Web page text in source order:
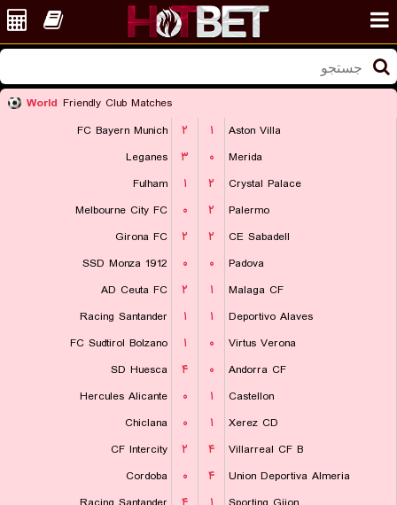
World Friendly Club Matches
FC Bayern Munich
۲ ۱
Aston Villa
Leganes
۳ ۰
Merida
Fulham
۱ ۲
Crystal Palace
Melbourne City FC
۰ ۲
Palermo
Girona FC
۲ ۲
CE Sabadell
SSD Monza 1912
۰ ۰
Padova
AD Ceuta FC
۲ ۱
Malaga CF
Racing Santander
۱ ۱
Deportivo Alaves
FC Sudtirol Bolzano
۱ ۰
Virtus Verona
SD Huesca
۴ ۰
Andorra CF
Hercules Alicante
۰ ۱
Castellon
Chiclana
۰ ۱
Xerez CD
CF Intercity
۲ ۴
Villarreal CF B
Cordoba
۰ ۴
Union Deportiva Almeria